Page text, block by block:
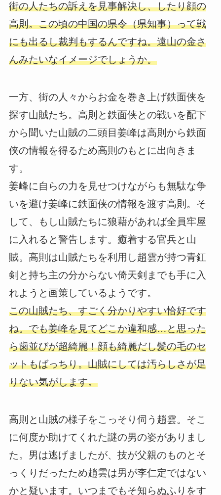
街の人たちの訴えを見事解決し、したり顔の
高則。この頃の中国の県令（県知事）って戦
にも出るし裁判もするんですね。遠山の金さ
んみたいなイメージでしょうか。
一方、街の人々からお金を巻き上げ鉄面侠を
探す山賊たち。高則と鉄面侠との戦いを配下
から聞いた山賊の二頭目姜峰は高則から鉄面
侠の情報を得るため高則のもとに出向きま
す。
姜峰に自らの力を見せつけながらも無駄な争
いを避け姜峰に鉄面侠の情報を渡す高則。そ
して、もし山賊たちに狼藉があれば全員牢屋
に入れると警告します。癒着する官兵と山
賊。高則は山賊たちを利用し趙雲が持つ青釭
剣と持ち主の分からない倚天剣までも手に入
れようと画策しているようです。
この山賊たち、すごく分かりやすい恰好です
ね。でも姜峰を見てどこか違和感…と思った
ら歯並びが超綺麗！顔も綺麗だし髪の毛のセ
ットもばっちり。山賊にしては汚らしさが足
りない気がします。
高則と山賊の様子をこっそり伺う趙雲。そこ
に何度か助けてくれた謎の男の姿がありまし
た。男は逃げましたが、技が父親のものとそ
っくりだったため趙雲は男が李仁定ではない
かと疑います。いつまでもそ知らぬふりをす